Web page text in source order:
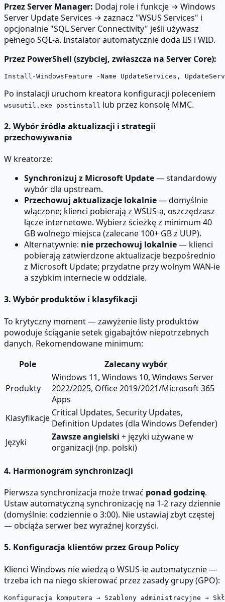
Przez Server Manager: Dodaj role i funkcje → Windows
Server Update Services → zaznacz "WSUS Services" i
opcjonalnie "SQL Server Connectivity" jeśli używasz
pełnego SQL-a. Instalator automatycznie doda IIS i WID.
Przez PowerShell (szybciej, zwłaszcza na Server Core):
Po instalacji uruchom kreatora konfiguracji poleceniem
wsusutil.exe postinstall lub przez konsolę MMC.
2. Wybór źródła aktualizacji i strategii
przechowywania
W kreatorze:
Synchronizuj z Microsoft Update— standardowy
wybór dla upstream.
Przechowuj aktualizacje lokalnie— domyślnie
włączone; klienci pobierają z WSUS-a, oszczędzasz
łącze internetowe. Wybierz ścieżkę z minimum 40
GB wolnego miejsca (zalecane 100+ GB z UUP).
Alternatywnie: nie przechowuj lokalnie— klienci
pobierają zatwierdzone aktualizacje bezpośrednio
z Microsoft Update; przydatne przy wolnym WAN-ie
a szybkim internecie w oddziale.
3. Wybór produktów i klasyfikacji
To krytyczny moment — zawyżenie listy produktów
powoduje ściąganie setek gigabajtów niepotrzebnych
danych. Rekomendowane minimum:
Pole
Zalecany wybór
Produkty
Windows 11, Windows 10, Windows Server
2022/2025, Office 2019/2021/Microsoft 365
Apps
Klasyfikacje Critical Updates, Security Updates,
Definition Updates (dla Windows Defender)
Języki
Zawsze angielski + języki używane w
organizacji (np. polski)
4. Harmonogram synchronizacji
Pierwsza synchronizacja może trwać ponad godzinę.
Ustaw automatyczną synchronizację na 1-2 razy dziennie
(domyślnie: codziennie o 3:00). Nie ustawiaj zbyt częstej
— obciąża serwer bez wyraźnej korzyści.
5. Konfiguracja klientów przez Group Policy
Klienci Windows nie wiedzą o WSUS-ie automatycznie —
trzeba ich na niego skierować przez zasady grupy (GPO):
Konfiguracja komputera → Szablony administracyjne →